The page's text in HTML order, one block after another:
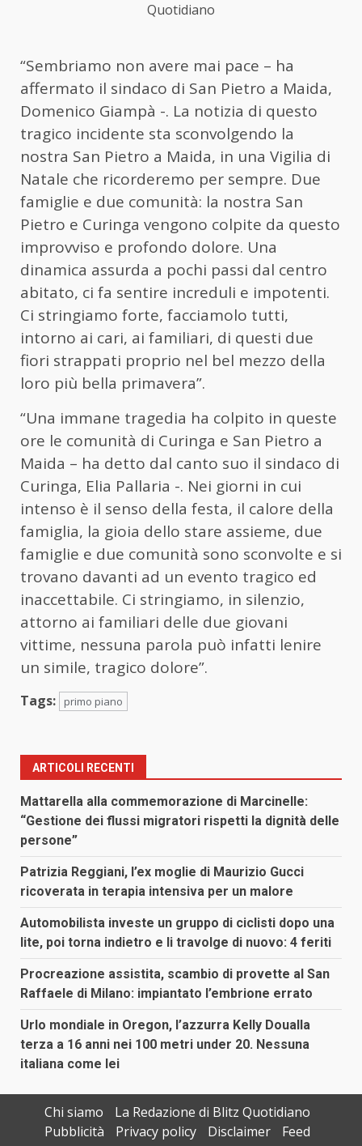
Quotidiano
“Sembriamo non avere mai pace – ha
affermato il sindaco di San Pietro a Maida,
Domenico Giampà -. La notizia di questo
tragico incidente sta sconvolgendo la
nostra San Pietro a Maida, in una Vigilia di
Natale che ricorderemo per sempre. Due
famiglie e due comunità: la nostra San
Pietro e Curinga vengono colpite da questo
improvviso e profondo dolore. Una
dinamica assurda a pochi passi dal centro
abitato, ci fa sentire increduli e impotenti.
Ci stringiamo forte, facciamolo tutti,
intorno ai cari, ai familiari, di questi due
fiori strappati proprio nel bel mezzo della
loro più bella primavera”.
“Una immane tragedia ha colpito in queste
ore le comunità di Curinga e San Pietro a
Maida – ha detto dal canto suo il sindaco di
Curinga, Elia Pallaria -. Nei giorni in cui
intenso è il senso della festa, il calore della
famiglia, la gioia dello stare assieme, due
famiglie e due comunità sono sconvolte e si
trovano davanti ad un evento tragico ed
inaccettabile. Ci stringiamo, in silenzio,
attorno ai familiari delle due giovani
vittime, nessuna parola può infatti lenire
un simile, tragico dolore”.
Tags: primo piano
ARTICOLI RECENTI
Mattarella alla commemorazione di Marcinelle:
“Gestione dei flussi migratori rispetti la dignità delle
persone”
Patrizia Reggiani, l’ex moglie di Maurizio Gucci
ricoverata in terapia intensiva per un malore
Automobilista investe un gruppo di ciclisti dopo una
lite, poi torna indietro e li travolge di nuovo: 4 feriti
Procreazione assistita, scambio di provette al San
Raffaele di Milano: impiantato l’embrione errato
Urlo mondiale in Oregon, l’azzurra Kelly Doualla
terza a 16 anni nei 100 metri under 20. Nessuna
italiana come lei
Chi siamo
La Redazione di Blitz Quotidiano
Pubblicità
Privacy policy Disclaimer Feed